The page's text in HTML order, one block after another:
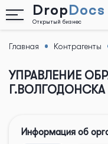
DropDocs
Открытый бизнес
Назад
Главная Контрагенты
УПРАВЛЕНИЕ
Г.ВОЛГОДОНСКА
Информация об